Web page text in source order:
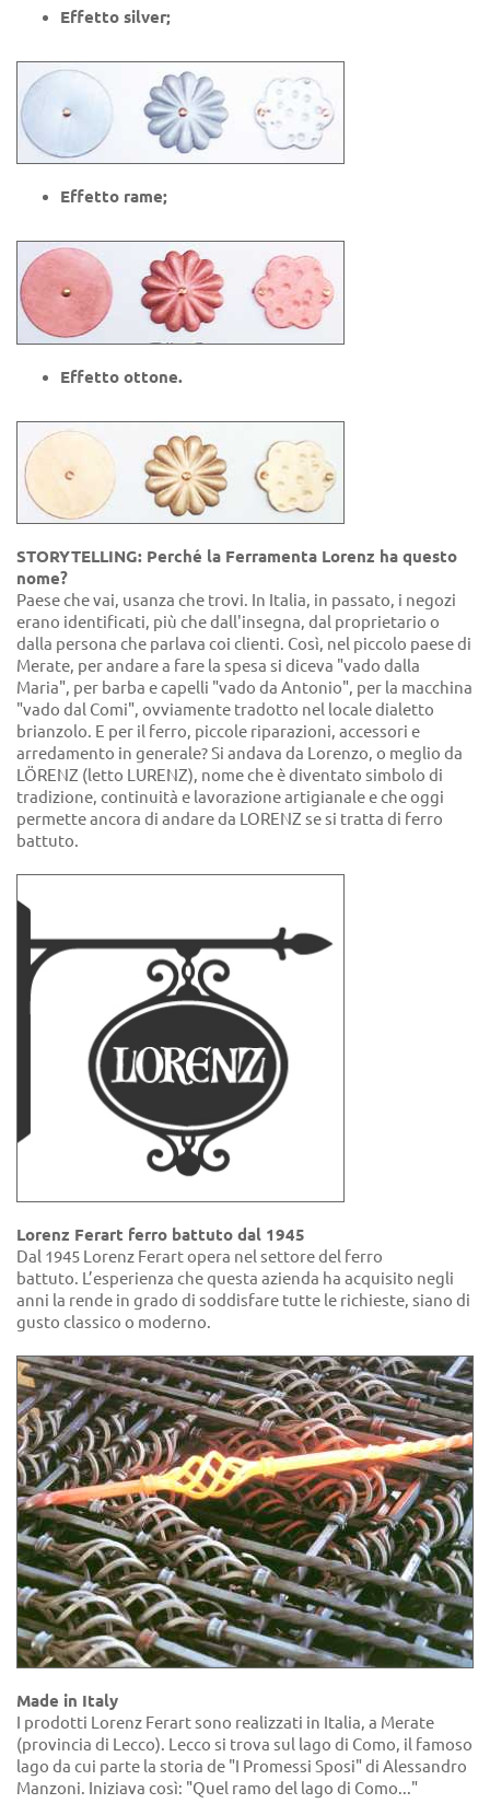
Effetto silver;
Effetto rame;
Effetto ottone.
STORYTELLING: Perché la Ferramenta Lorenz ha questo
nome?
Paese che vai, usanza che trovi. In Italia, in passato, i negozi
erano identificati, più che dall'insegna, dal proprietario o
dalla persona che parlava coi clienti. Così, nel piccolo paese di
Merate, per andare a fare la spesa si diceva "vado dalla
Maria", per barba e capelli "vado da Antonio", per la macchina
"vado dal Comi", ovviamente tradotto nel locale dialetto
brianzolo. E per il ferro, piccole riparazioni, accessori e
arredamento in generale? Si andava da Lorenzo, o meglio da
LÖRENZ (letto LURENZ), nome che è diventato simbolo di
tradizione, continuità e lavorazione artigianale e che oggi
permette ancora di andare da LORENZ se si tratta di ferro
battuto.
Lorenz Ferart ferro battuto dal 1945
Dal 1945 Lorenz Ferart opera nel settore del ferro
battuto. L’esperienza che questa azienda ha acquisito negli
anni la rende in grado di soddisfare tutte le richieste, siano di
gusto classico o moderno.
Made in Italy
I prodotti Lorenz Ferart sono realizzati in Italia, a Merate
(provincia di Lecco). Lecco si trova sul lago di Como, il famoso
lago da cui parte la storia de "I Promessi Sposi" di Alessandro
Manzoni. Iniziava così: "Quel ramo del lago di Como..."